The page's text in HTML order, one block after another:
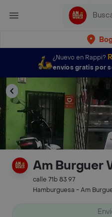
¿Nuevo en Rappi?
envíos gratis por
Am Burguer
calle 71b 83 97
Hamburguesa - Am